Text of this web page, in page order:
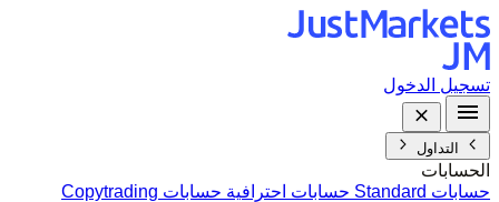
تسجيل الدخول
التداول
الحسابات
حسابات Standard
حسابات احترافية حسابات Copytrading